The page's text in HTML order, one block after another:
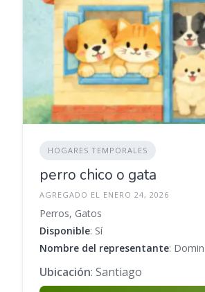
HOGARES TEMPORALES
perro chico o gata
AGREGADO EL ENERO 24, 2026
Perros, Gatos
Disponible: Sí
Nombre del representante:
Ubicación: Santiago